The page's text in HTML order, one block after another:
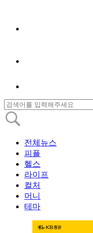
전체뉴스
피플
헬스
라이프
컬처
머니
테마